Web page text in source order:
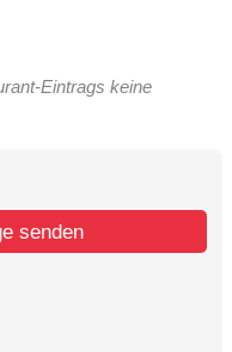
Eintrags keine
senden